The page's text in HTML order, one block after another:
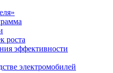
роста
эффективности
электромобилей